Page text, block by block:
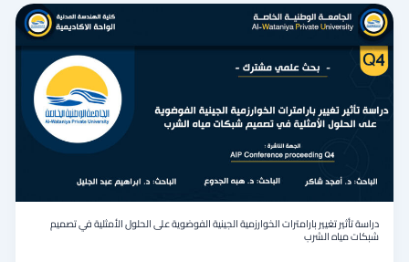
دراسة تأثير تغيير بارامترات الخوارزمية الجينية الفوضوية على الحلول الأمثلية في تصميم
شبكات مياه الشرب
دراسة
تأثير
تغيير
بارامترات
الخوارزمية
الفوضوية
على
في
تصميم
شبكات
مياه
الشرب